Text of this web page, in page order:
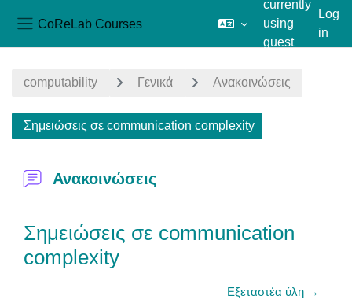
CoReLab Courses
currently
using
guest
Log
in
computability Γενικά Ανακοινώσεις
Σημειώσεις σε communication complexity
Ανακοινώσεις
Σημειώσεις σε communication
complexity
Εξεταστέα ύλη →